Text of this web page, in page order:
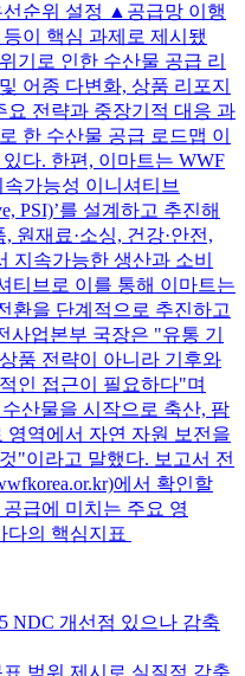
순위 설정 ▲공급망 이행
이 핵심 과제로 제시됐
기로 인한 수산물 공급 리
어종 다변화, 상품 리포지
요 전략과 중장기적 대응 과
한 수산물 공급 로드맵 이
다. 한편, 이마트는 WWF
가능성 이니셔티브
PSI)’를 설계하고 추진해
원재료·소싱, 건강·안전,
지속가능한 생산과 소비
티브로 이를 통해 이마트는
환을 단계적으로 추진하고
업본부 국장은 "유통 기
품 전략이 아니라 기후와
인 접근이 필요하다"며
산물을 시작으로 축산, 팜
영역에서 자연 자원 보전을
"이라고 말했다. 보고서 전
에서 확인할
급에 미치는 주요 영
의 핵심지표
NDC 개선점 있으나 감축